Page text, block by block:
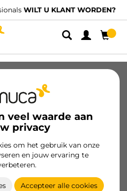
WILT U KLANT WORDEN?
veel waarde aan
privacy
om het gebruik van onze
en jouw ervaring te
Accepteer alle cookies
(24V DC),
Plastic
producten
worden